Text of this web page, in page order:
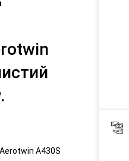
Aerotwin A430S